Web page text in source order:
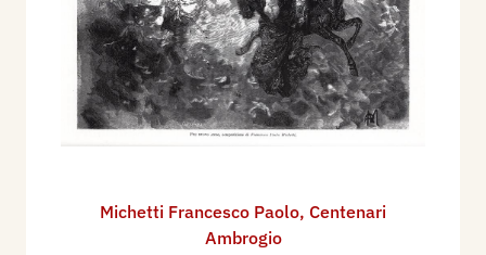
Michetti Francesco Paolo, Centenari
Ambrogio